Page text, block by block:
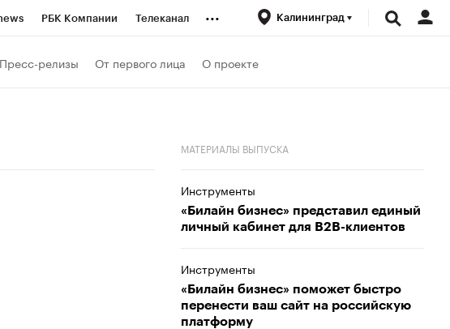
РБК Компании Телеканал ... Калининград
Пресс-релизы От первого лица О проекте
МАТЕРИАЛЫ ВЫПУСКА
Инструменты
«Билайн бизнес» представил единый
личный кабинет для B2B-клиентов
Инструменты
«Билайн бизнес» поможет быстро
перенести ваш сайт на российскую
платформу